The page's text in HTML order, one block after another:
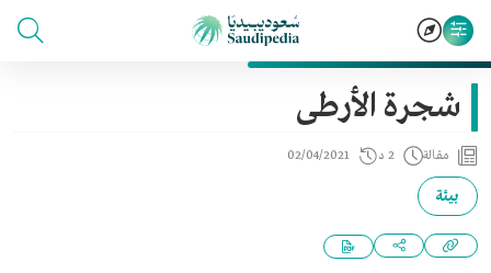
شجرة الأرطى
مقالة 2 د 02/04/2021
بيئة